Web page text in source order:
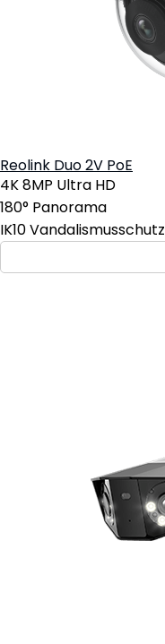
Reolink Duo 2V PoE
4K 8MP Ultra HD
180° Panorama
IK10 Vandalismusschutz